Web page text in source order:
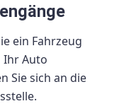
ein Fahrzeug
Ihr Auto
Sie sich an die